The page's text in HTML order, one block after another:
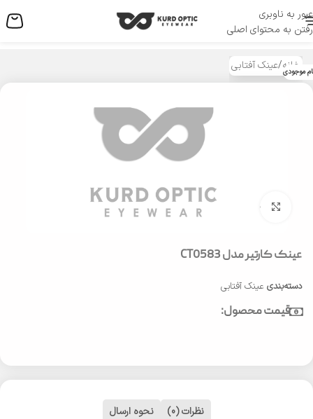
عبور به ناوبری
رفتن به محتوای اصلی
منو
خانه/عینک آفتابی موجودی
بزرگنمایی تصویر
عینک کارتیر مدل CT0583
دسته‌بندی عینک آفتابی
قیمت محصول:
نظرات (0) نحوه ارسال